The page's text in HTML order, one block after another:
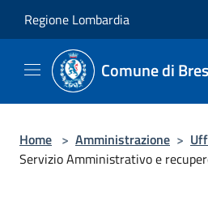
Regione Lombardia
Comune di
Home > Amministrazione >
Servizio Amministrativo e